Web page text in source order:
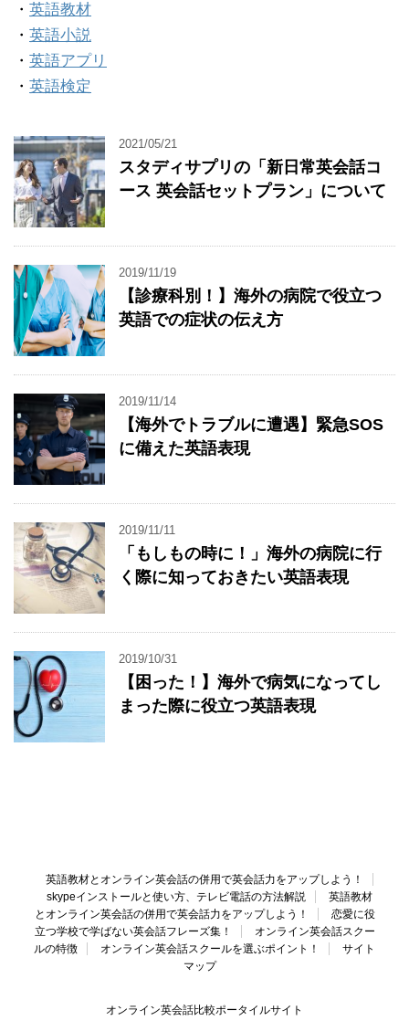
・ 英語教材
・ 英語小説
・ 英語アプリ
・ 英語検定
2021/05/21
スタディサプリの「新日常英会話コ
ース 英会話セットプラン」について
2019/11/19
【診療科別！】海外の病院で役立つ
英語での症状の伝え方
2019/11/14
【海外でトラブルに遭遇】緊急SOS
に備えた英語表現
2019/11/11
「もしもの時に！」海外の病院に行
く際に知っておきたい英語表現
2019/10/31
【困った！】海外で病気になってし
まった際に役立つ英語表現
英語教材とオンライン英会話の併用で英会話力をアップしよう！
skypeインストールと使い方、テレビ電話の方法解説
英語教材
とオンライン英会話の併用で英会話力をアップしよう！
恋愛に役
立つ学校で学ばない英会話フレーズ集！
オンライン英会話スクー
ルの特徴
オンライン英会話スクールを選ぶポイント！
サイト
マップ
オンライン英会話比較ポータイルサイト